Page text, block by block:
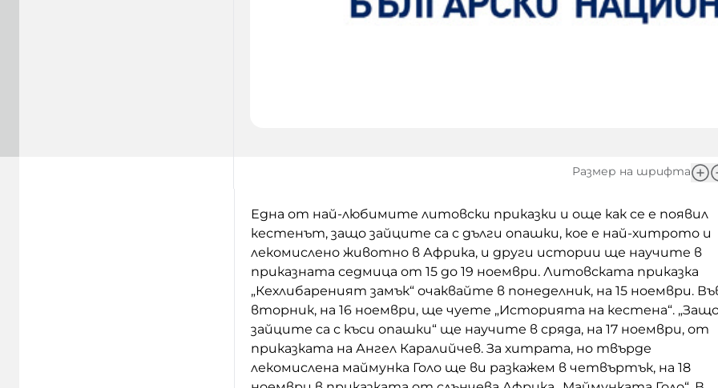
Размер на шрифта
Една от най-любимите литовски приказки и още как се е появил
кестенът, защо зайците са с дълги опашки, кое е най-хитрото и
лекомислено животно в Африка, и други истории ще научите в
приказната седмица от 15 до 19 ноември. Литовската приказка
„Кехлибареният замък“ очаквайте в понеделник, на 15 ноември.
вторник, на 16 ноември, ще чуете „Историята на кестена“.
зайците са с къси опашки“ ще научите в сряда, на 17 ноември, от
приказката на Ангел Каралийчев. За хитрата, но твърде
лекомислена маймунка Голо ще ви разкажем в четвъртък, на 18